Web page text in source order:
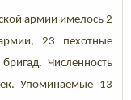
армии имелось 2
23 пехотные
Численность
Упоминаемые 13